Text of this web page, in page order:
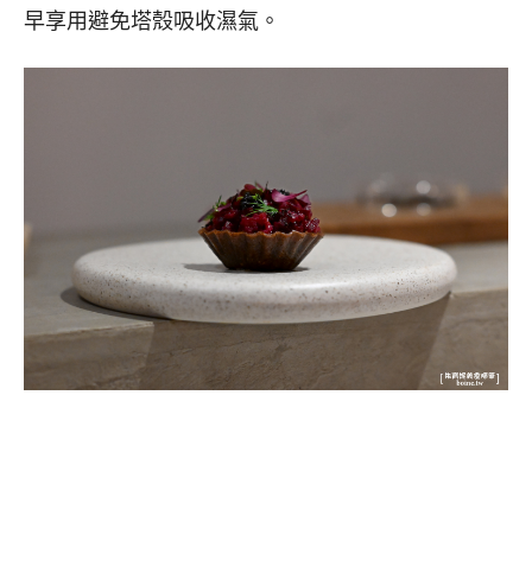
早享用避免塔殼吸收濕氣。